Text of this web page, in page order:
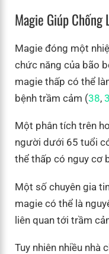
Magie Giúp Chống
Magie đóng một
chức năng của bão
magie thấp có thể
bệnh trầm cảm (38,
Một phân tích trên
người dưới 65 tuổi
thể thấp có nguy cơ
Một số chuyên gia
magie có thể là
liên quan tới trầm
Tuy nhiên nhiều nhà